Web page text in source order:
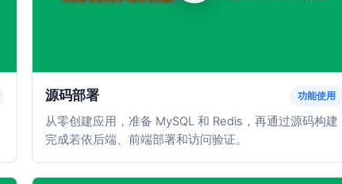
源码部署 功能使用
从零创建应用，准备 MySQL 和 Redis，再通过源码构建
完成若依后端、前端部署和访问验证。